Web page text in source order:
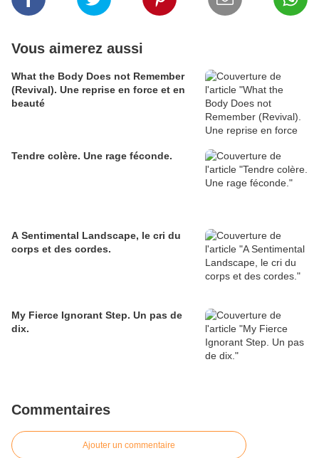
Vous aimerez aussi
What the Body Does not Remember
(Revival). Une reprise en force et en
beauté
Tendre colère. Une rage féconde.
A Sentimental Landscape, le cri du
corps et des cordes.
My Fierce Ignorant Step. Un pas de
dix.
Commentaires
Ajouter un commentaire